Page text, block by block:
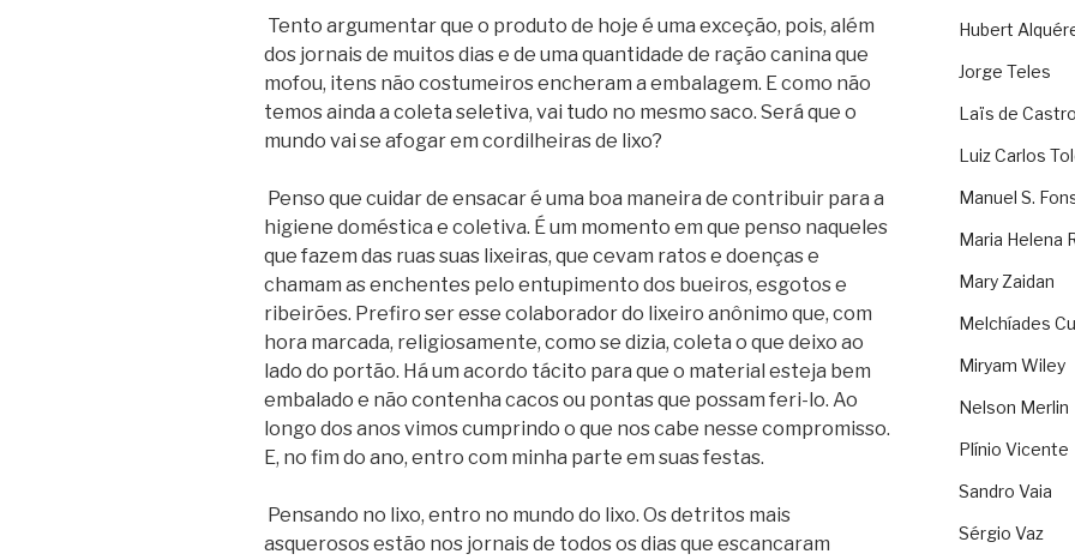
Tento argumentar que o produto de hoje é uma exceção, pois, além
dos jornais de muitos dias e de uma quantidade de ração canina que
mofou, itens não costumeiros encheram a embalagem. E como não
temos ainda a coleta seletiva, vai tudo no mesmo saco. Será que o
mundo vai se afogar em cordilheiras de lixo?
Penso que cuidar de ensacar é uma boa maneira de contribuir para a
higiene doméstica e coletiva. É um momento em que penso naqueles
que fazem das ruas suas lixeiras, que cevam ratos e doenças e
chamam as enchentes pelo entupimento dos bueiros, esgotos e
ribeirões. Prefiro ser esse colaborador do lixeiro anônimo que, com
hora marcada, religiosamente, como se dizia, coleta o que deixo ao
lado do portão. Há um acordo tácito para que o material esteja bem
embalado e não contenha cacos ou pontas que possam feri-lo. Ao
longo dos anos vimos cumprindo o que nos cabe nesse compromisso.
E, no fim do ano, entro com minha parte em suas festas.
Pensando no lixo, entro no mundo do lixo. Os detritos mais
asquerosos estão nos jornais de todos os dias que escancaram
Hubert
Jorge Teles
Laïs de Castro
Luiz Carlos
Manuel S.
Maria Helena
Mary Zaidan
Melchíades
Miryam Wiley
Nelson Merlin
Plínio Vicente
Sandro Vaia
Sérgio Vaz